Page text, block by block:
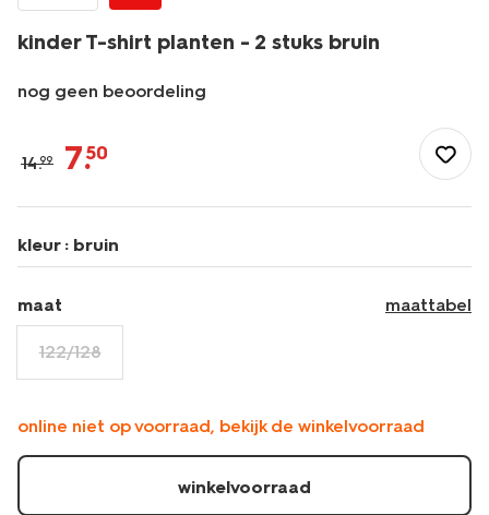
kinder T-shirt planten - 2 stuks bruin
nog geen beoordeling
overhemden/kinder-
shirt-
planten-
-
stuks-
bruin-
30717003BROWN.html
14.99 7.50
kleur : bruin
maat maattabel
122/128
online niet op voorraad, bekijk de winkelvoorraad
winkelvoorraad